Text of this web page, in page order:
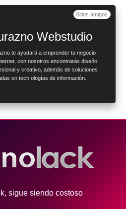
Sitios amigos
Webstudio
te ayudará a emprender tu negocio
con nosotros encontrarás diseño
y creativo, además de soluciones
en tecn ologías de información.
sigue siendo costoso